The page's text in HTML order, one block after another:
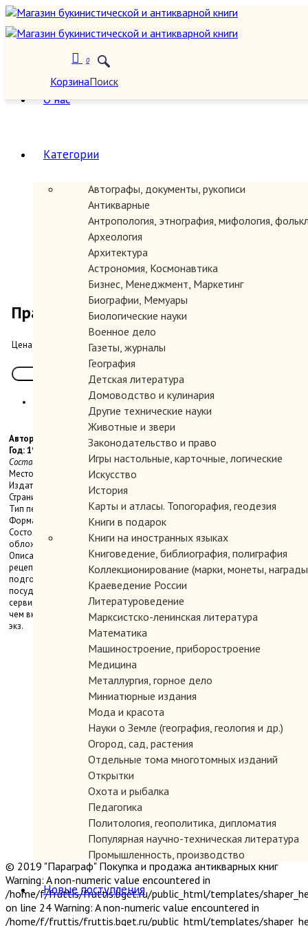
Поиск
0
Корзина
О нас
Категории
Автографы, документы, рукописи
Антикварные
Антропология, этнография, мифология,
Археология
Архитектура
Астрономия, Космонавтика
Бизнес, Менеджмент, Маркетинг
Биографии, Мемуары
Биологические науки
Военное дело
Газеты, журналы
География
Детская литература
Домоводство и кулинария
Другие технические науки
Животные и звери
Законодательство и право
Игры настольные, карточные, логические
Искусство
История
Карты и атласы. Топогорафия, геодезия
Книги в подарок
Книги на иностранных языках
Книговедение, библиография, полиграфия
Коллекционирование (марки, монеты,
Краеведение России
Литературоведение
Марксистско-ленинская литература
Математика
Машиностроение, приборостроение
Медицина
Металлургия, горное дело
Миниатюрные издания
Мода и красота
Науки о Земле (география, геология и др.)
Огород, сад, растения
Отдельные тома многотомных изданий
Открытки
Охота и рыбалка
Педагогика
Политология, геополитика, дипломатия
Популярная научно-техническая литература
Промышленность, производство
Психология
Путешествия. Географические открытия
Религия
Сатира и юмор
Новые поступления
Праздничный стол.
Цена: 350.00 руб.
Автор:
Год: 1997
Состав. В.М. Рошаль.
Место издания: СПб.,
Издательство: Диамант,
Страниц: 400с., +8л. вкл. цв. фотоилл.
Тип переплета: Твердый
Формат книги: Энциклопедический
Состояние: Очень хорошее-Хорошее. Содран небольшой кусочек с
обложки.
Описание: Настоящая книга не только содержит
рецепты праздничных блюд, но поможет вам наилучшим образом
подготовиться к любому празднику: составить меню, выбрать вино и
посуду, запастись нужными салфетками и цветами, правильно
сервировать стол, подскажет нюансы оформления, которые не менее,
чем вкусная еда, создадут в доме атмосферу праздника. Тираж: 20 000
экз.
© 2019 "Параграф" Покупка и продажа антикварных книг
Warning: A non-numeric value encountered in
/home/f/fruttis/fruttis.bget.ru/public_html/templates/
on line 24 Warning: A non-numeric value encountered in
/home/f/fruttis/fruttis.bget.ru/public_html/templates/